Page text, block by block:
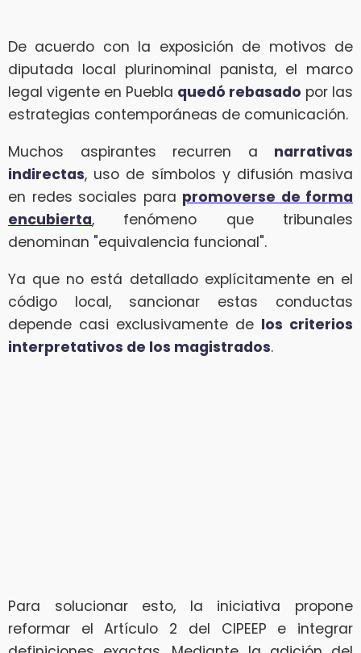
De acuerdo con la exposición de motivos de
diputada local plurinominal panista, el marco
legal vigente en Puebla quedó rebasado por las
estrategias contemporáneas de comunicación.
Muchos aspirantes recurren a narrativas
indirectas, uso de símbolos y difusión masiva
en redes sociales para promoverse de forma
encubierta, fenómeno que tribunales
denominan "equivalencia funcional".
Ya que no está detallado explícitamente en el
código local, sancionar estas conductas
depende casi exclusivamente de los criterios
interpretativos de los magistrados.
Para solucionar esto, la iniciativa propone
reformar el Artículo 2 del CIPEEP e integrar